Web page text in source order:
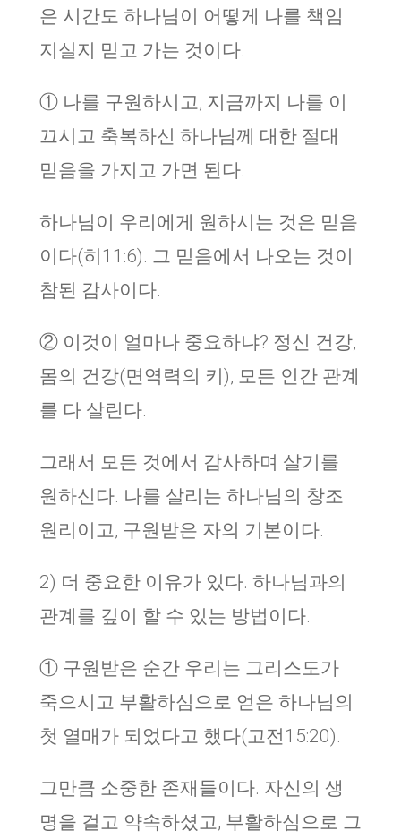
은 시간도 하나님이 어떻게 나를 책임
지실지 믿고 가는 것이다.
① 나를 구원하시고, 지금까지 나를 이
끄시고 축복하신 하나님께 대한 절대
믿음을 가지고 가면 된다.
하나님이 우리에게 원하시는 것은 믿음
이다(히11:6). 그 믿음에서 나오는 것이
참된 감사이다.
② 이것이 얼마나 중요하냐? 정신 건강,
몸의 건강(면역력의 키), 모든 인간 관계
를 다 살린다.
그래서 모든 것에서 감사하며 살기를
원하신다. 나를 살리는 하나님의 창조
원리이고, 구원받은 자의 기본이다.
2) 더 중요한 이유가 있다. 하나님과의
관계를 깊이 할 수 있는 방법이다.
① 구원받은 순간 우리는 그리스도가
죽으시고 부활하심으로 얻은 하나님의
첫 열매가 되었다고 했다(고전15:20).
그만큼 소중한 존재들이다. 자신의 생
명을 걸고 약속하셨고, 부활하심으로 그